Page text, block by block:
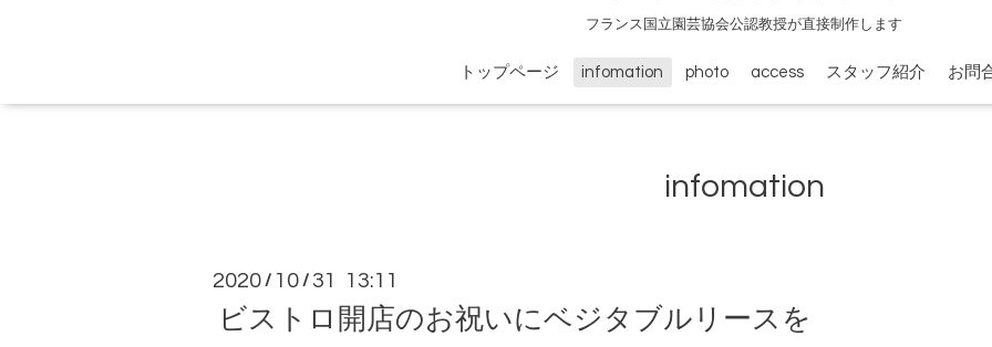
フランス国立園芸協会公認教授が直接制作します
トップページ infomation photo access スタッフ紹介 お問
infomation
2020 / 10 /31 13:11
ビストロ開店のお祝いにベジタブルリースを